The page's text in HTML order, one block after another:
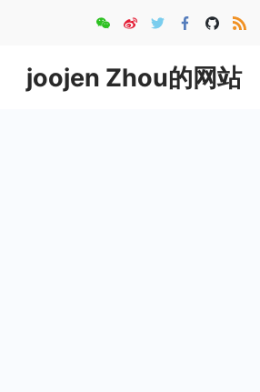
content
joojen Zhou的网站